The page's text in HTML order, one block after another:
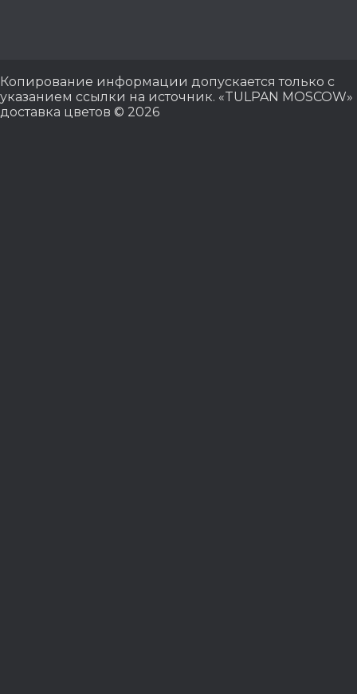
Копирование информации допускается только с
указанием ссылки на источник. «TULPAN MOSCOW»
доставка цветов © 2026